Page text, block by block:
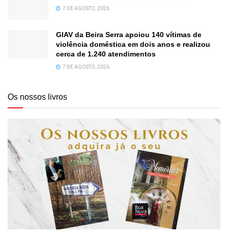
7 DE AGOSTO, 2026
GIAV da Beira Serra apoiou 140 vítimas de
violência doméstica em dois anos e realizou
cerca de 1.240 atendimentos
7 DE AGOSTO, 2026
Os nossos livros